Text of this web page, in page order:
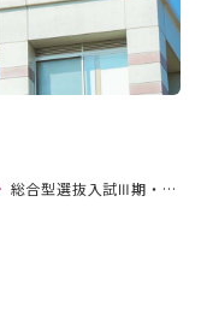
究センター
総合型選抜入試Ⅲ期・一般入試中期 合格発表